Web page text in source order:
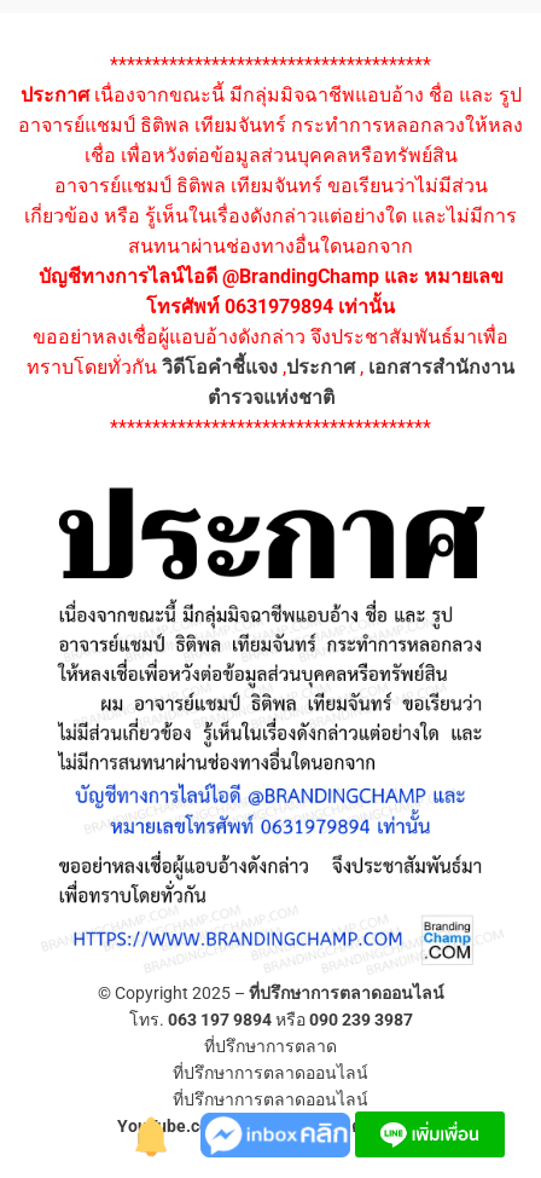
**************************************
ประกาศเนื่องจากขณะนี้ มีกลุ่มมิจฉาชีพแอบอ้าง ชื่อ และ รูป
อาจารย์แชมป์ ธิติพล เทียมจันทร์ กระทำการหลอกลวงให้หลง
เชื่อ เพื่อหวังต่อข้อมูลส่วนบุคคลหรือทรัพย์สิน
อาจารย์แชมป์ ธิติพล เทียมจันทร์ ขอเรียนว่าไม่มีส่วน
เกี่ยวข้อง หรือ รู้เห็นในเรื่องดังกล่าวแต่อย่างใด และไม่มีการ
สนทนาผ่านช่องทางอื่นใดนอกจาก
บัญชีทางการไลน์ไอดี @BrandingChamp และ หมายเลข
โทรศัพท์ 0631979894 เท่านั้น
ขออย่าหลงเชื่อผู้แอบอ้างดังกล่าว จึงประชาสัมพันธ์มาเพื่อ
ทราบโดยทั่วกัน วิดีโอคำชี้แจง ,ประกาศ, เอกสารสำนักงาน
ตำรวจแห่งชาติ
**************************************
© Copyright 2025 – ที่ปรึกษาการตลาดออนไลน์
โทร. 063 197 9894หรือ090 239 3987
ที่ปรึกษาการตลาด
ที่ปรึกษาการตลาดออนไลน์
ที่ปรึกษาการตลาดออนไลน์
YouTube.com/ที่ปรึกษาการตลาดออนไลน์